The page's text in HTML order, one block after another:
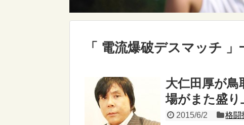
「 電流爆破デスマッチ 」
大仁田厚が鳥
場がまた盛り
2015/6/2
格闘